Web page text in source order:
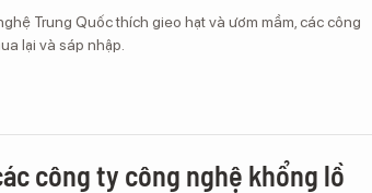
Trung Quốc thích gieo hạt và ươm mầm, các công
lại và sáp nhập.
công ty công nghệ khổng lồ